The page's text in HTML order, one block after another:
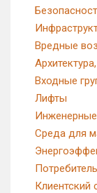
Вредные
Входные
Лифты
Среда для
Клиентский